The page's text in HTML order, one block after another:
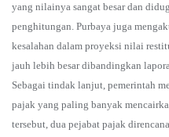
yang nilainya sangat besar dan
penghitungan. Purbaya juga
kesalahan dalam proyeksi nilai
jauh lebih besar dibandingkan
Sebagai tindak lanjut, pemerintah
pajak yang paling banyak
tersebut, dua pejabat pajak